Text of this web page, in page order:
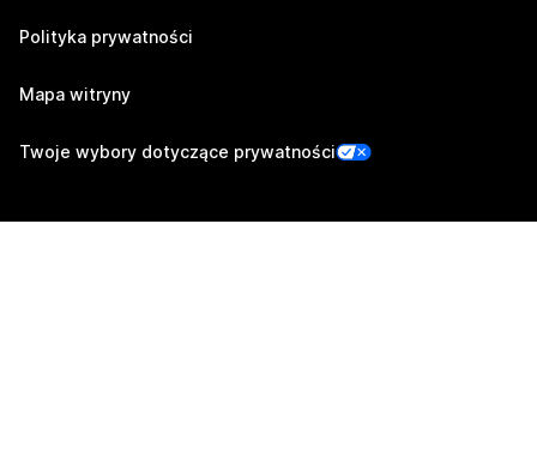
Polityka prywatności
Mapa witryny
Twoje wybory dotyczące prywatności